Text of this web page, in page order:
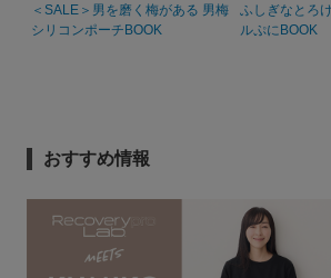
＜SALE＞男を磨く梅がある 男梅
シリコンポーチBOOK
ふしぎなとろ
ルぷにBOOK
おすすめ情報